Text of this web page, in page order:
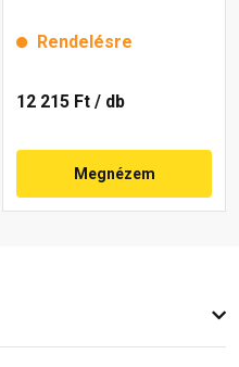
Rendelésre
12 215 Ft / db
Megnézem